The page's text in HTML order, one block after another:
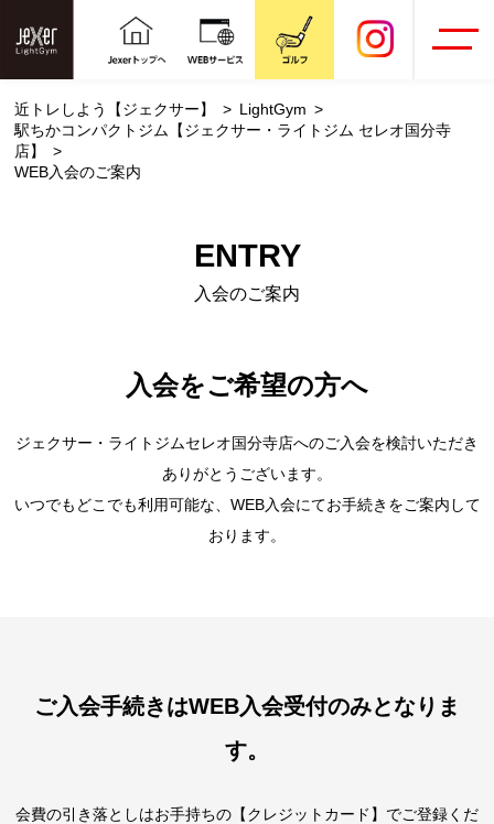
近トレしよう【ジェクサー】
LightGym
駅ちかコンパクトジム【ジェクサー・ライトジム セレオ国分寺
店】
WEB入会のご案内
ENTRY
入会のご案内
入会をご希望の方へ
ジェクサー・ライトジムセレオ国分寺店へのご入会を検討いただき
ありがとうございます。
いつでもどこでも利用可能な、WEB入会にてお手続きをご案内して
おります。
ご入会手続きはWEB入会受付のみとなりま
す。
会費の引き落としはお手持ちの【クレジットカード】でご登録くだ